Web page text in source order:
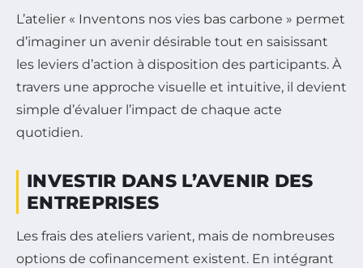
L’atelier « Inventons nos vies bas carbone » permet
d’imaginer un avenir désirable tout en saisissant
les leviers d’action à disposition des participants. À
travers une approche visuelle et intuitive, il devient
simple d’évaluer l’impact de chaque acte
quotidien.
INVESTIR DANS L’AVENIR DES
ENTREPRISES
Les frais des ateliers varient, mais de nombreuses
options de cofinancement existent. En intégrant